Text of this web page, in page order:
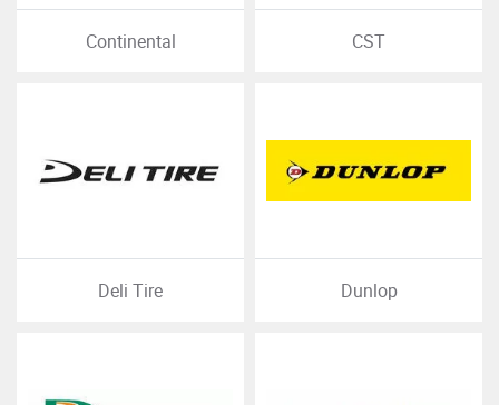
Continental CST
Deli Tire Dunlop